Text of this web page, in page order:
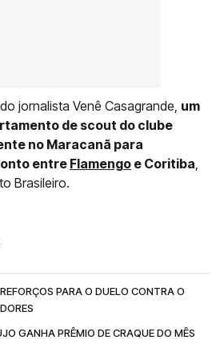
jornalista Venê Casagrande, um
de scout do clube
no Maracanã para
entre Flamengo e Coritiba
Brasileiro.
PARA O DUELO CONTRA O
GANHA PRÊMIO DE CRAQUE DO MÊS